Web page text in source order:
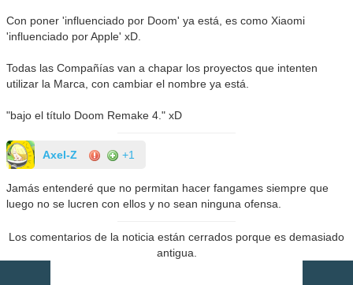
Con poner 'influenciado por Doom' ya está, es como Xiaomi
'influenciado por Apple' xD.
Todas las Compañías van a chapar los proyectos que intenten
utilizar la Marca, con cambiar el nombre ya está.
"bajo el título Doom Remake 4." xD
Axel-Z +1
Jamás entenderé que no permitan hacer fangames siempre que
luego no se lucren con ellos y no sean ninguna ofensa.
Los comentarios de la noticia están cerrados porque es demasiado
antigua.